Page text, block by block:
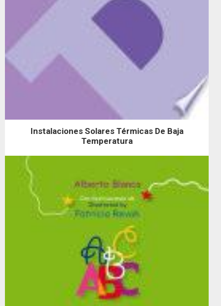
Instalaciones Solares Térmicas De Baja
Temperatura